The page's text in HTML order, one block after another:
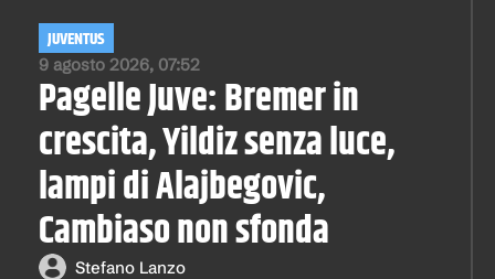
9 agosto 2026, 07:52
JUVENTUS
Pagelle Juve: Bremer in
crescita, Yildiz senza luce,
lampi di Alajbegovic,
Cambiaso non sfonda
Stefano Lanzo